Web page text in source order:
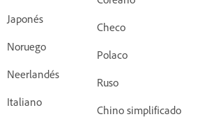
Japonés
Noruego
Neerlandés
Italiano
Checo
Polaco
Ruso
Chino simplificado